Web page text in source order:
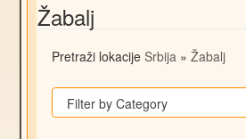
Žabalj
Pretraži lokacije Srbija » Žabalj